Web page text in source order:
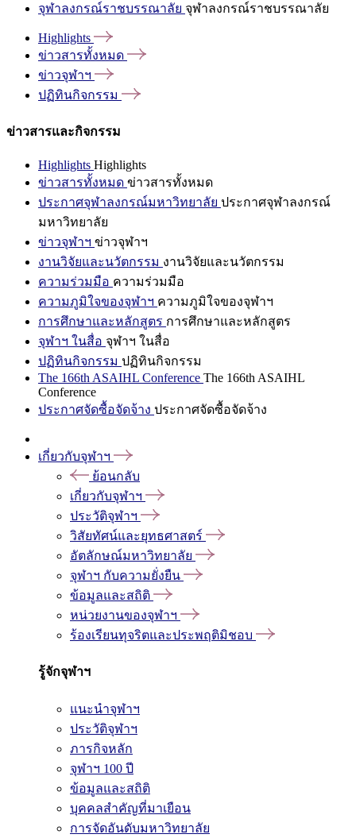
จุฬาลงกรณ์ราชบรรณาลัย จุฬาลงกรณ์ราชบรรณาลัย
Highlights
ข่าวสารทั้งหมด
ข่าวจุฬาฯ
ปฏิทินกิจกรรม
ข่าวสารและกิจกรรม
Highlights Highlights
ข่าวสารทั้งหมด ข่าวสารทั้งหมด
ประกาศจุฬาลงกรณ์มหาวิทยาลัย ประกาศจุฬาลงกรณ์
มหาวิทยาลัย
ข่าวจุฬาฯ ข่าวจุฬาฯ
งานวิจัยและนวัตกรรม งานวิจัยและนวัตกรรม
ความร่วมมือ ความร่วมมือ
ความภูมิใจของจุฬาฯ ความภูมิใจของจุฬาฯ
การศึกษาและหลักสูตร การศึกษาและหลักสูตร
จุฬาฯ ในสื่อ จุฬาฯ ในสื่อ
ปฏิทินกิจกรรม ปฏิทินกิจกรรม
The 166th ASAIHL Conference The 166th ASAIHL
Conference
ประกาศจัดซื้อจัดจ้าง ประกาศจัดซื้อจัดจ้าง
เกี่ยวกับจุฬาฯ
ย้อนกลับ
เกี่ยวกับจุฬาฯ
ประวัติจุฬาฯ
วิสัยทัศน์และยุทธศาสตร์
อัตลักษณ์มหาวิทยาลัย
จุฬาฯ กับความยั่งยืน
ข้อมูลและสถิติ
หน่วยงานของจุฬาฯ
ร้องเรียนทุจริตและประพฤติมิชอบ
รู้จักจุฬาฯ
แนะนำจุฬาฯ
ประวัติจุฬาฯ
ภารกิจหลัก
จุฬาฯ 100 ปี
ข้อมูลและสถิติ
บุคคลสำคัญที่มาเยือน
การจัดอันดับมหาวิทยาลัย